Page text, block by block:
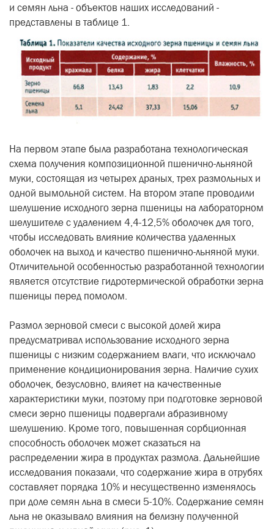
и семян льна - объектов наших исследований -
представлены в таблице 1.
На первом этапе была разработана технологическая
схема получения композиционной пшенично-льняной
муки, состоящая из четырех драных, трех размольных и
одной вымольной систем. На втором этапе проводили
шелушение исходного зерна пшеницы на лабораторном
шелушителе с удалением 4,4-12,5% оболочек для того,
чтобы исследовать влияние количества удаленных
оболочек на выход и качество пшенично-льняной муки.
Отличительной особенностью разработанной технологии
является отсутствие гидротермической обработки зерна
пшеницы перед помолом.
Размол зерновой смеси с высокой долей жира
предусматривал использование исходного зерна
пшеницы с низким содержанием влаги, что исключало
применение кондиционирования зерна. Наличие сухих
оболочек, безусловно, влияет на качественные
характеристики муки, поэтому при подготовке зерновой
смеси зерно пшеницы подвергали абразивному
шелушению. Кроме того, повышенная сорбционная
способность оболочек может сказаться на
распределении жира в продуктах размола. Дальнейшие
исследования показали, что содержание жира в отрубях
составляет порядка 10% и несущественно изменялось
при доле семян льна в смеси 5-10%. Содержание семян
льна не оказывало влияния на белизну полученной